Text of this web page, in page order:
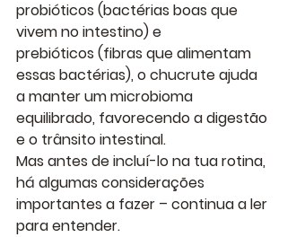
probióticos (bactérias boas que
vivem no intestino) e
prebióticos (fibras que alimentam
essas bactérias), o chucrute ajuda
a manter um microbioma
equilibrado, favorecendo a digestão
e o trânsito intestinal.
Mas antes de incluí-lo na tua rotina,
há algumas considerações
importantes a fazer – continua a ler
para entender.